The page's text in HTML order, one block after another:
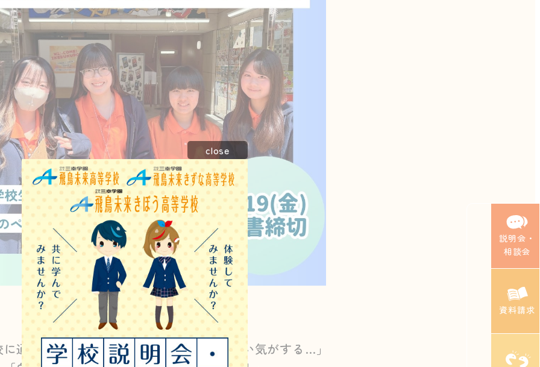
通っているけれど、自分には合っていない気がする…」
説明会・
相談会
資料請求
close